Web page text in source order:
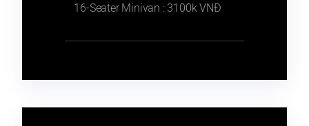
16-Seater Minivan : 3100k VNĐ